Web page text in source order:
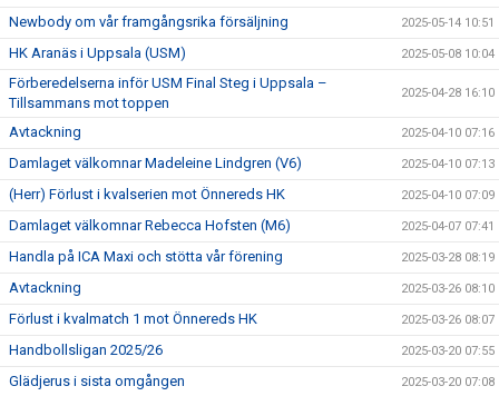
Newbody om vår framgångsrika försäljning 2025-05-14 10:51
HK Aranäs i Uppsala (USM) 2025-05-08 10:04
Förberedelserna inför USM Final Steg i Uppsala –
Tillsammans mot toppen
2025-04-28 16:10
Avtackning 2025-04-10 07:16
Damlaget välkomnar Madeleine Lindgren (V6) 2025-04-10 07:13
(Herr) Förlust i kvalserien mot Önnereds HK 2025-04-10 07:09
Damlaget välkomnar Rebecca Hofsten (M6) 2025-04-07 07:41
Handla på ICA Maxi och stötta vår förening 2025-03-28 08:19
Avtackning 2025-03-26 08:10
Förlust i kvalmatch 1 mot Önnereds HK 2025-03-26 08:07
Handbollsligan 2025/26 2025-03-20 07:55
Glädjerus i sista omgången 2025-03-20 07:08